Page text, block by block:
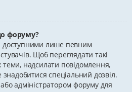
форуму?
доступними лише певним
Щоб переглядати такі
надсилати повідомлення,
спеціальний дозвіл.
адміністратором форуму для